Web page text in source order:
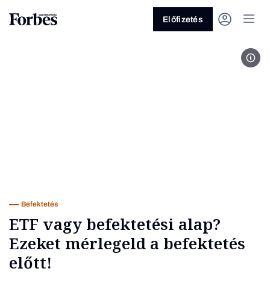
Előfizetés
Befektetés
ETF vagy befektetési alap?
Ezeket mérlegeld a befektetés
előtt!